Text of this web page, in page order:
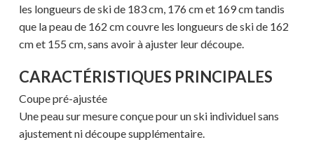
Votre panier est vide.
les longueurs de ski de 183 cm, 176 cm et 169 cm tandis
que la peau de 162 cm couvre les longueurs de ski de 162
cm et 155 cm, sans avoir à ajuster leur découpe.
CARACTÉRISTIQUES PRINCIPALES
Coupe pré-ajustée
Une peau sur mesure conçue pour un ski individuel sans
ajustement ni découpe supplémentaire.